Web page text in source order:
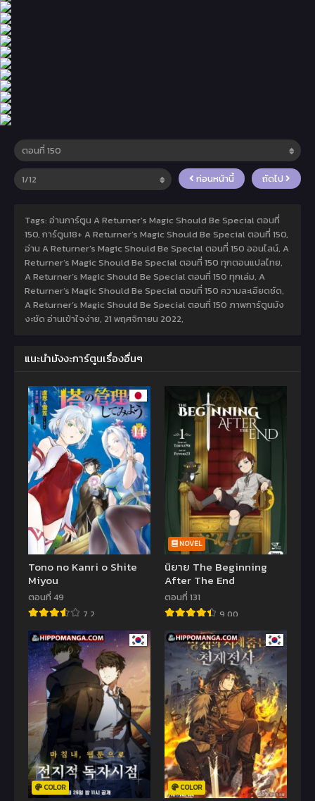
ก่อนหน้านี้ ถัดไป
Tags: อ่านการ์ตูน A Returner’s Magic Should Be Special ตอนที่
150, การ์ตูน18+ A Returner’s Magic Should Be Special ตอนที่ 150,
อ่าน A Returner’s Magic Should Be Special ตอนที่ 150 ออนไลน์, A
Returner’s Magic Should Be Special ตอนที่ 150 ทุกตอนแปลไทย,
A Returner’s Magic Should Be Special ตอนที่ 150 ทุกเล่ม, A
Returner’s Magic Should Be Special ตอนที่ 150 ความละเอียดชัด,
A Returner’s Magic Should Be Special ตอนที่ 150 ภาพการ์ตูนมัง
งะชัด อ่านเข้าใจง่าย, 21 พฤศจิกายน 2022,
แนะนำมังงะการ์ตูนเรื่องอื่นๆ
Tono no Kanri o Shite
Miyou
ตอนที่ 49
7.2
NOVEL
นิยาย The Beginning
After The End
ตอนที่ 131
9.00
COLOR COLOR